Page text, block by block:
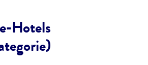
Hotels